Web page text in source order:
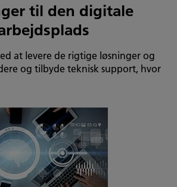
til den digitale
at levere de rigtige løsninger og
og tilbyde teknisk support, hvor